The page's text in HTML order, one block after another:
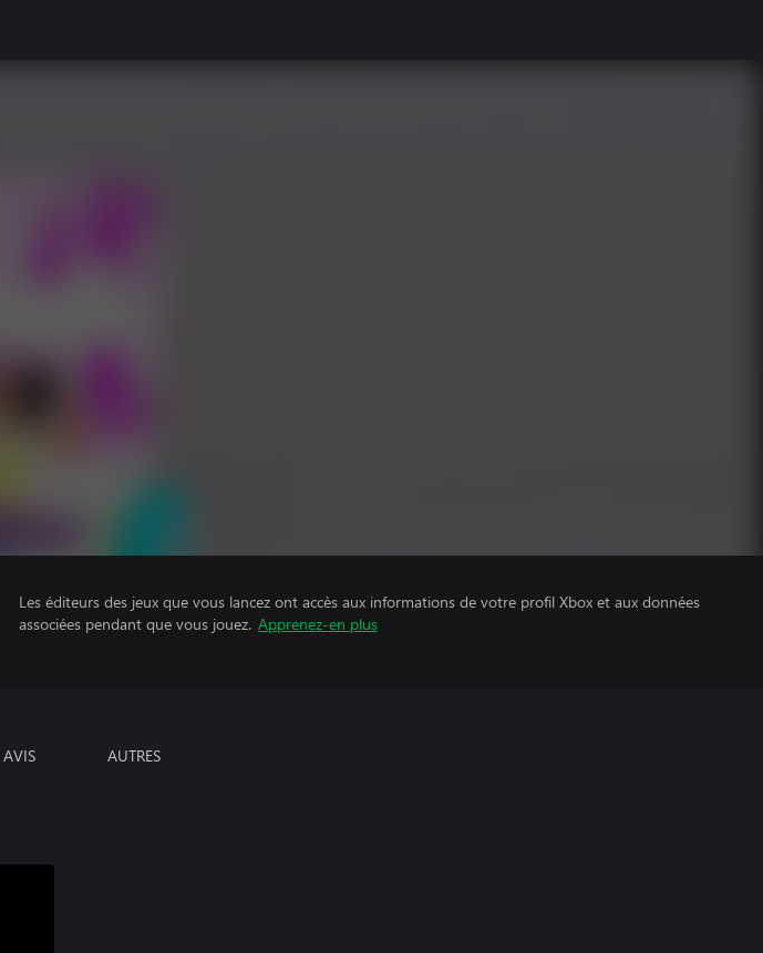
Les éditeurs des jeux que vous lancez ont accès aux informations de votre profil Xbox et aux données
associées pendant que vous jouez. Apprenez-en plus
AVIS AUTRES